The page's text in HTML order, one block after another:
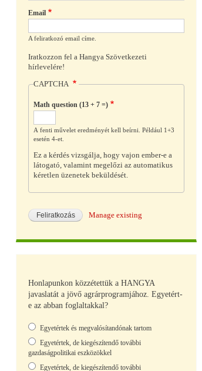
Email
A feliratkozó email címe.
Iratkozzon fel a Hangya Szövetkezeti
hírlevelére!
CAPTCHA
Math question (13 + 7 =)
A fenti művelet eredményét kell beírni. Például 1+3
esetén 4-et.
Ez a kérdés vizsgálja, hogy vajon ember-e a
látogató, valamint megelőzi az automatikus
kéretlen üzenetek beküldését.
Manage existing
Honlapunkon közzétettük a HANGYA
javaslatát a jövő agrárprogramjához. Egyetért-
e az abban foglaltakkal?
Választások
Egyetértek és megvalósítandónak tartom
Egyetértek, de kiegészítendő további
gazdaságpolitikai eszközökkel
Egyetértek, de kiegészítendő további